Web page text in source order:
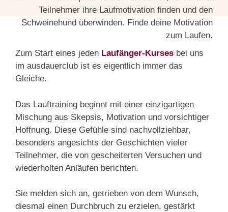
Zum Start eines jeden Laufänger-Kurses bei uns
im ausdauerclub ist es eigentlich immer das
Gleiche.
Das Lauftraining beginnt mit einer einzigartigen
Mischung aus Skepsis, Motivation und vorsichtiger
Hoffnung. Diese Gefühle sind nachvollziehbar,
besonders angesichts der Geschichten vieler
Teilnehmer, die von gescheiterten Versuchen und
wiederholten Anläufen berichten.
Sie melden sich an, getrieben von dem Wunsch,
diesmal einen Durchbruch zu erzielen, gestärkt